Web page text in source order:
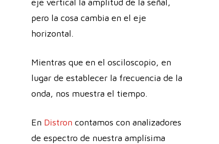
eje vertical la amplitud de la señal,
pero la cosa cambia en el eje
horizontal.
Mientras que en el osciloscopio, en
lugar de establecer la frecuencia de la
onda, nos muestra el tiempo.
En Distron contamos con analizadores
de espectro de nuestra amplísima